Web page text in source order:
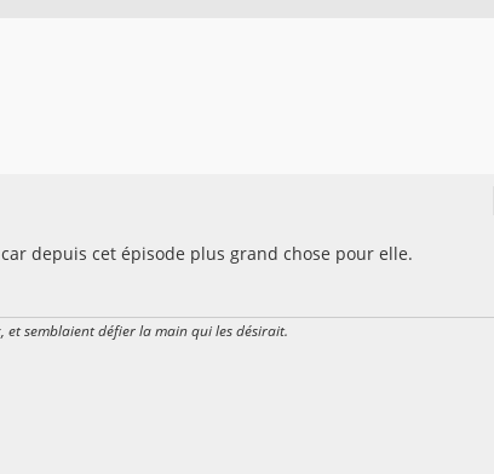
depuis cet épisode plus grand chose pour elle.
et semblaient défier la main qui les désirait.